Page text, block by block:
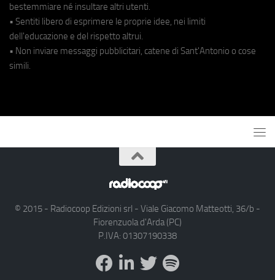
bestemmiare né insultare altri utenti.
• Sentiti libero di esprimere le proprie idee, nei limiti
dell'educazione e del rispetto altrui.
• Non inviare messaggi pubblicitari, catene di Sant'Antonio o cose
simili.
© 2015 - Radiocoop Edizioni srl - Viale Giacomo Matteotti, 36/b -
Fiorenzuola d'Arda (PC)
P.IVA: 01307190338